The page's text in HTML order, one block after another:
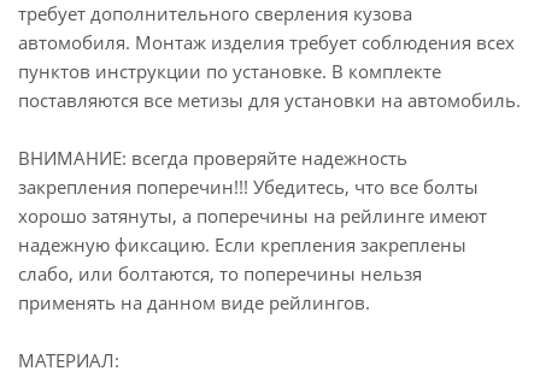
требует дополнительного сверления кузова
автомобиля. Монтаж изделия требует соблюдения всех
пунктов инструкции по установке. В комплекте
поставляются все метизы для установки на автомобиль.
ВНИМАНИЕ: всегда проверяйте надежность
закрепления поперечин!!! Убедитесь, что все болты
хорошо затянуты, а поперечины на рейлинге имеют
надежную фиксацию. Если крепления закреплены
слабо, или болтаются, то поперечины нельзя
применять на данном виде рейлингов.
МАТЕРИАЛ: